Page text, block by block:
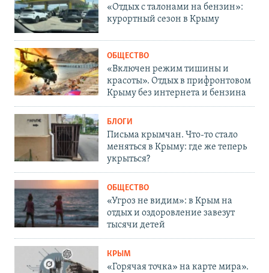
«Отдых с талонами на бензин»:
курортный сезон в Крыму
ОБЩЕСТВО
«Включен режим тишины и
красоты». Отдых в прифронтовом
Крыму без интернета и бензина
БЛОГИ
Письма крымчан. Что-то стало
меняться в Крыму: где же теперь
укрыться?
ОБЩЕСТВО
«Угроз не видим»: в Крым на
отдых и оздоровление завезут
тысячи детей
КРЫМ
«Горячая точка» на карте мира».